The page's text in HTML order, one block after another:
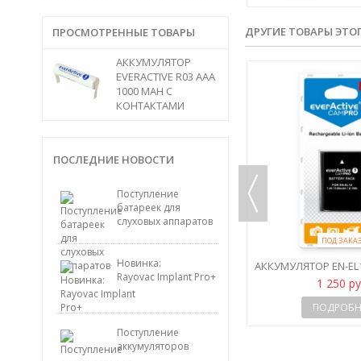
ДРУГИЕ ТОВАРЫ
АККУМУЛЯТОР EN-EL12 EVERACTIVE
CAMPRO
515 руб
ПОД ЗАКАЗ
АККУМУЛЯТОР EN-
1 250
ПРОСМОТРЕННЫЕ ТОВАРЫ
АККУМУЛЯТОР
EVERACTIVE R03 AAA
1000 MAH С
КОНТАКТАМИ
ПОСЛЕДНИЕ НОВОСТИ
Поступление
батареек для
слуховых аппаратов
Новинка:
Rayovac Implant Pro+
Поступление
аккумуляторов